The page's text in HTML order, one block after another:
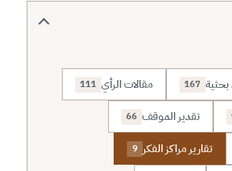
بحثية 167 مقالات الرأي 111
تقدير الموقف 66
تقارير مراكز الفكر 9